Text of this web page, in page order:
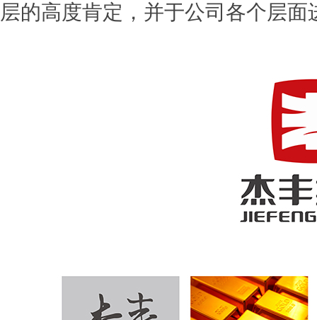
层的高度肯定，并于公司各个层面